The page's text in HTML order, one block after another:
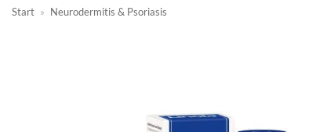
Start » Neurodermitis & Psoriasis